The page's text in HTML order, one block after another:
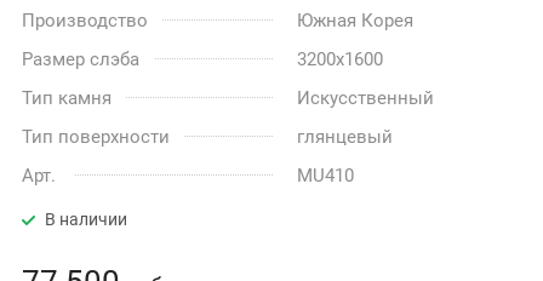
Производство
Южная Корея
Размер слэба
3200x1600
Тип камня
Искусственный
Тип поверхности
глянцевый
Арт.
MU410
В наличии